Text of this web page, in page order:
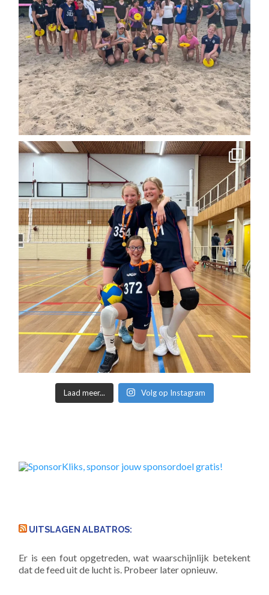
Laad meer... Volg op Instagram
UITSLAGEN ALBATROS:
Er is een fout opgetreden, wat waarschijnlijk betekent
dat de feed uit de lucht is. Probeer later opnieuw.